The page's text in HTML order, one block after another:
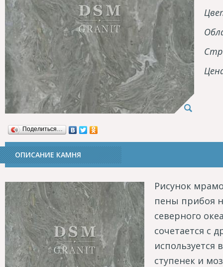
Поделиться…
ОПИСАНИЕ КАМНЯ
Рисунок
пены прибоя
северного
сочетается с
используется
ступенек и